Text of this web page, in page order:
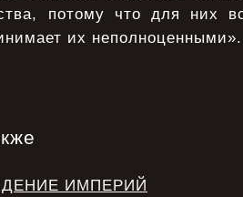
потому что для них
их неполноценными».
ИМПЕРИЙ